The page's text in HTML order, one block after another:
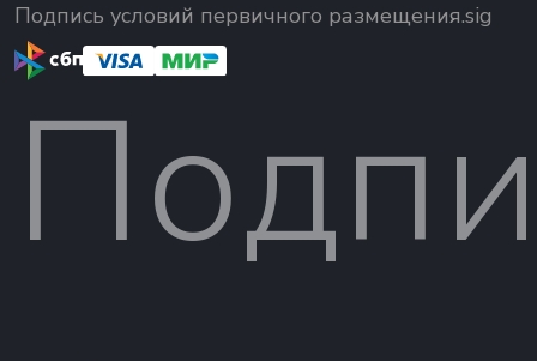
Подпись условий первичного размещения.sig